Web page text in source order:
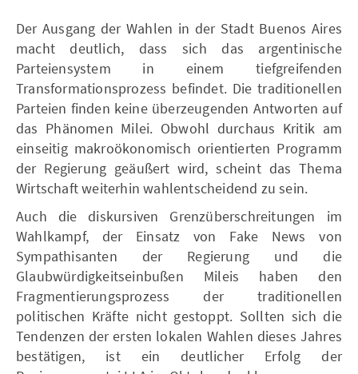
Der Ausgang der Wahlen in der Stadt Buenos Aires
macht deutlich, dass sich das argentinische
Parteiensystem in einem tiefgreifenden
Transformationsprozess befindet. Die traditionellen
Parteien finden keine überzeugenden Antworten auf
das Phänomen Milei. Obwohl durchaus Kritik am
einseitig makroökonomisch orientierten Programm
der Regierung geäußert wird, scheint das Thema
Wirtschaft weiterhin wahlentscheidend zu sein.
Auch die diskursiven Grenzüberschreitungen im
Wahlkampf, der Einsatz von Fake News von
Sympathisanten der Regierung und die
Glaubwürdigkeitseinbußen Mileis haben den
Fragmentierungsprozess der traditionellen
politischen Kräfte nicht gestoppt. Sollten sich die
Tendenzen der ersten lokalen Wahlen dieses Jahres
bestätigen, ist ein deutlicher Erfolg der